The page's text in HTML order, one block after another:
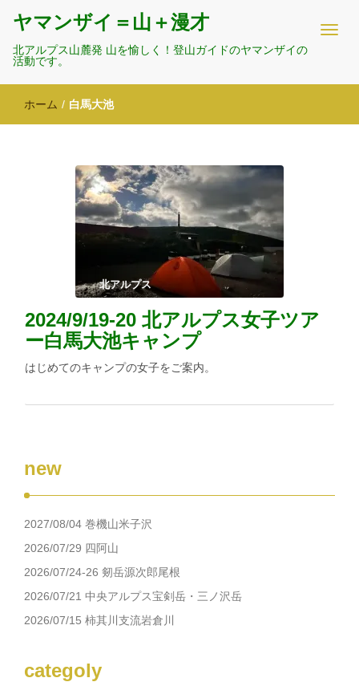
ヤマンザイ＝山＋漫才
北アルプス山麓発 山を愉しく！登山ガイドのヤマンザイの
活動です。
ホーム / 白馬大池
北アルプス
2024/9/19-20 北アルプス女子ツア
ー白馬大池キャンプ
はじめてのキャンプの女子をご案内。
new
2027/08/04 巻機山米子沢
2026/07/29 四阿山
2026/07/24-26 剱岳源次郎尾根
2026/07/21 中央アルプス宝剣岳・三ノ沢岳
2026/07/15 柿其川支流岩倉川
categoly